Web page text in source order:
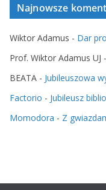
Najnowsze
Wiktor Adamus - Dar
Prof. Wiktor Adamus UJ -
BEATA - Jubileuszowa
Factorio - Jubileusz
Momodora - Z